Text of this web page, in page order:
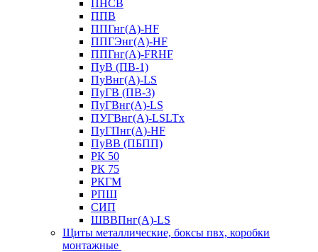
ПНСВ
ППВ
ППГнг(А)-HF
ППГЭнг(А)-HF
ППГнг(А)-FRHF
ПуВ (ПВ-1)
ПуВнг(А)-LS
ПуГВ (ПВ-3)
ПуГВнг(А)-LS
ПУГВнг(А)-LSLTx
ПуГПнг(А)-HF
ПуВВ (ПБПП)
РК 50
РК 75
РКГМ
РПШ
СИП
ШВВПнг(А)-LS
Щиты металлические, боксы пвх, коробки
монтажные